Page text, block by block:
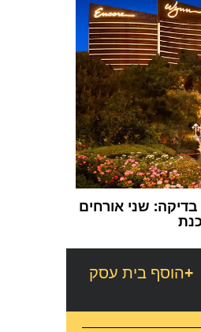
בדיקה: שני אורחים
הוסף בית עסק+